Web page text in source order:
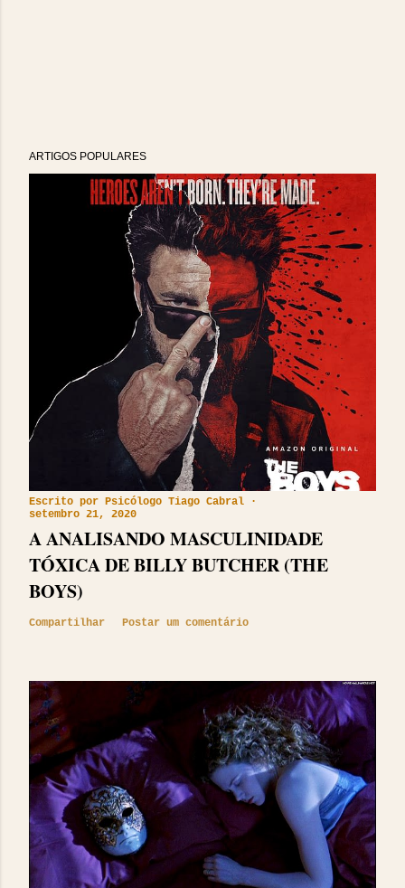
ARTIGOS POPULARES
Escrito por Psicólogo Tiago Cabral
setembro 21, 2020
A ANALISANDO MASCULINIDADE
TÓXICA DE BILLY BUTCHER (THE
BOYS)
Compartilhar Postar um comentário